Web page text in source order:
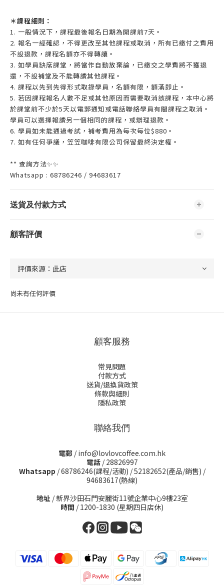
＊課程細則：
1. 一般情況下，課程最後報名日期為開課前7天。
2. 報名一經確認，不得更改至其他課程或取消，所有已繳付之費用
不設退款，課程名額亦不得轉讓。
3. 如學員缺席課堂，將當作自動放棄論，已繳交之學費將不獲退
還，不設補堂及不能轉讀其他課程。
4. 課程以先到先得形式取錄學員，名額有限，額滿即止。
5. 若因課程報名人數不足或其他原因而需要取消該課程，本中心將
於課堂前不少於5天以電郵通知或電話聯絡學員有關課程之取消。
學員可以選擇報讀另一個相同的課程，或辦理退款。
6. 學員如未能通過考試，補考費用為每次每位$880。
7. 如有任何爭議，笠笠咖啡有限公司保留最終決定權。
** 查詢方法✨✨
Whatsapp : 68786246 / 94683617
送貨及付款方式
顧客評價
尚未有任何評價
顧客服務
常見問題
付款方式
送貨/退換貨政策
條款與細則
隱私政策
聯絡我們
電郵 / info@lovlovcoffee.com.hk
電話/ 28826997
Whatsapp /68786246(課程/活動) /52182652(產品/銷售) /
94683617(熱線)
地址 / 新界沙田石門安麗街11號企業中心9樓23室
時間 / 1200-1830 (星期四日店休)